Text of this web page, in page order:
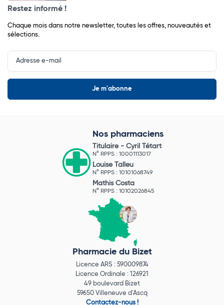
Restez informé !
Chaque mois dans notre newsletter, toutes les offres, nouveautés et
sélections.
Input
Newsletter
Nos pharmaciens
Titulaire - Cyril Tétart
N° RPPS : 10001113017
Louise Talleu
N° RPPS : 10101068749
Mathis Costa
N° RPPS : 10102026845
Pharmacie du Bizet
Licence ARS : 590009874
Licence Ordinale : 126921
49 boulevard Bizet
59650 Villeneuve d'Ascq
Contactez-nous !